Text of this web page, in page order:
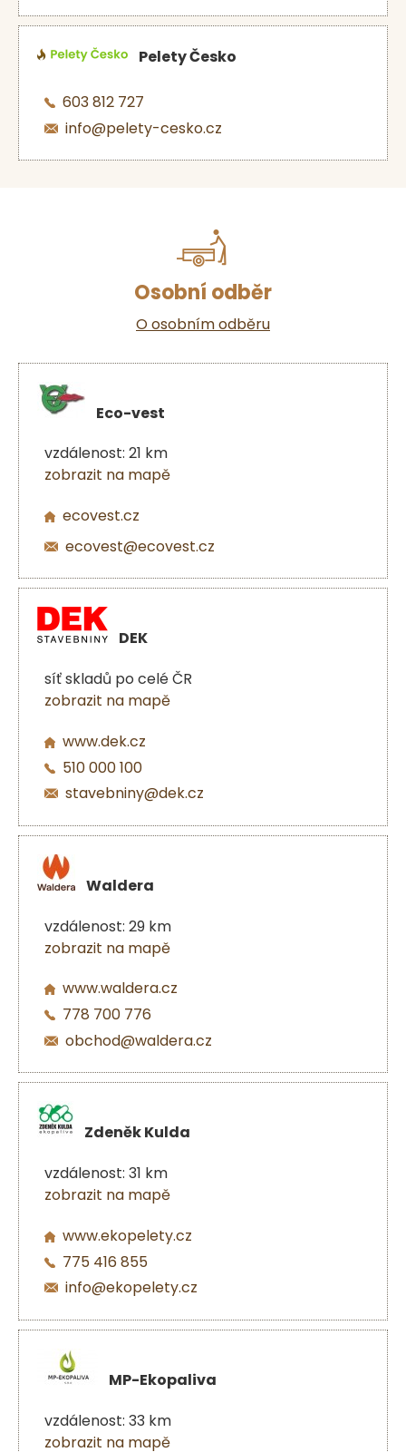
Pelety Česko
603 812 727
info@pelety-cesko.cz
Osobní odběr
O osobním odběru
Eco-vest
vzdálenost: 21 km
zobrazit na mapě
ecovest.cz
ecovest@ecovest.cz
DEK
síť skladů po celé ČR
zobrazit na mapě
www.dek.cz
510 000 100
stavebniny@dek.cz
Waldera
vzdálenost: 29 km
zobrazit na mapě
www.waldera.cz
778 700 776
obchod@waldera.cz
Zdeněk Kulda
vzdálenost: 31 km
zobrazit na mapě
www.ekopelety.cz
775 416 855
info@ekopelety.cz
MP-Ekopaliva
vzdálenost: 33 km
zobrazit na mapě